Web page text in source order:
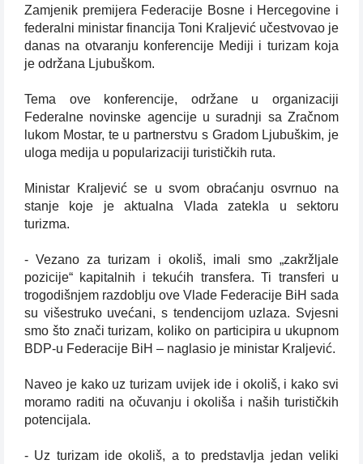
Zamjenik premijera Federacije Bosne i Hercegovine i
federalni ministar financija Toni Kraljević učestvovao je
danas na otvaranju konferencije Mediji i turizam koja
je održana Ljubuškom.
Tema ove konferencije, održane u organizaciji
Federalne novinske agencije u suradnji sa Zračnom
lukom Mostar, te u partnerstvu s Gradom Ljubuškim, je
uloga medija u popularizaciji turističkih ruta.
Ministar Kraljević se u svom obraćanju osvrnuo na
stanje koje je aktualna Vlada zatekla u sektoru
turizma.
- Vezano za turizam i okoliš, imali smo „zakržljale
pozicije“ kapitalnih i tekućih transfera. Ti transferi u
trogodišnjem razdoblju ove Vlade Federacije BiH sada
su višestruko uvećani, s tendencijom uzlaza. Svjesni
smo što znači turizam, koliko on participira u ukupnom
BDP-u Federacije BiH – naglasio je ministar Kraljević.
Naveo je kako uz turizam uvijek ide i okoliš, i kako svi
moramo raditi na očuvanju i okoliša i naših turističkih
potencijala.
- Uz turizam ide okoliš, a to predstavlja jedan veliki